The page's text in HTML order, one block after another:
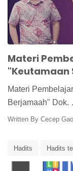
Materi
"Keutamaan
Materi
Berjamaah" Dok.
Written By Cecep
Hadits Hadits
Live Worksheet